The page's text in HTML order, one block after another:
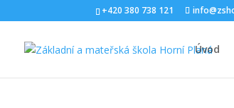
+420 380 738 121
Úvod